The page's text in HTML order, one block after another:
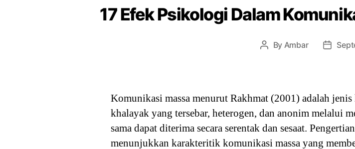
17 Efek Psikologi Dalam
Post
By Ambar
Post
Komunikasi massa menurut Rakhmat (2001) adalah
khalayak yang tersebar, heterogen, dan anonim melalui
sama dapat diterima secara serentak dan sesaat.
menunjukkan karakteritik komunikasi massa yang